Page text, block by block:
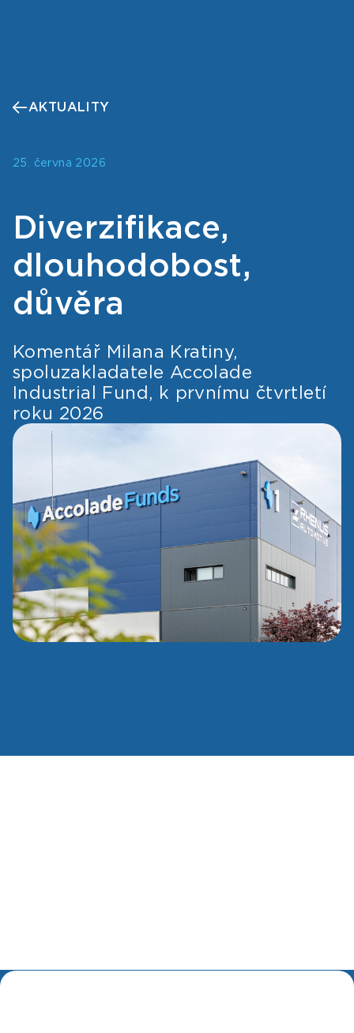
AKTUALITY
25. června 2026
Diverzifikace,
dlouhodobost,
důvěra
Komentář Milana Kratiny,
spoluzakladatele Accolade
Industrial Fund, k prvnímu čtvrtletí
roku 2026